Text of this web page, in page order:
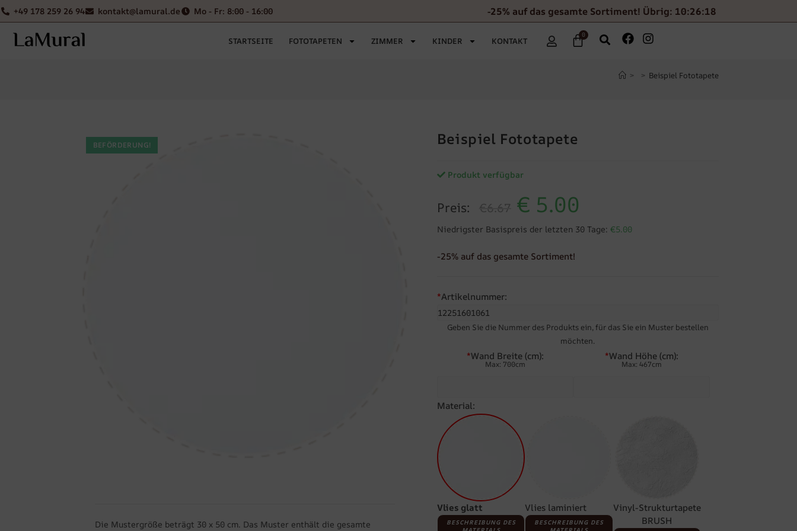
+49 178 259 26 94 kontakt@lamural.de Mo - Fr: 8:00 - 16:00 -25% auf das gesamte Sortiment! Übrig: 10:26:17
STARTSEITE FOTOTAPETEN ZIMMER KINDER KONTAKT
0
> > Beispiel Fototapete
BEFÖRDERUNG!
Die Mustergröße beträgt 30 x 50 cm. Das Muster enthält die gesamte
Beispiel Fototapete
Produkt verfügbar
Preis: €6.67 € 5.00
Niedrigster Basispreis der letzten 30 Tage: €5.00
-25% auf das gesamte Sortiment!
*Artikelnummer:
Geben Sie die Nummer des Produkts ein, für das Sie ein Muster bestellen
möchten.
*Wand Breite (cm):
Max: 700cm
*Wand Höhe (cm):
Max: 467cm
Material:
Vlies glatt
BESCHREIBUNG DES
Vlies laminiert
BESCHREIBUNG DES
Vinyl-Strukturtapete
BRUSH